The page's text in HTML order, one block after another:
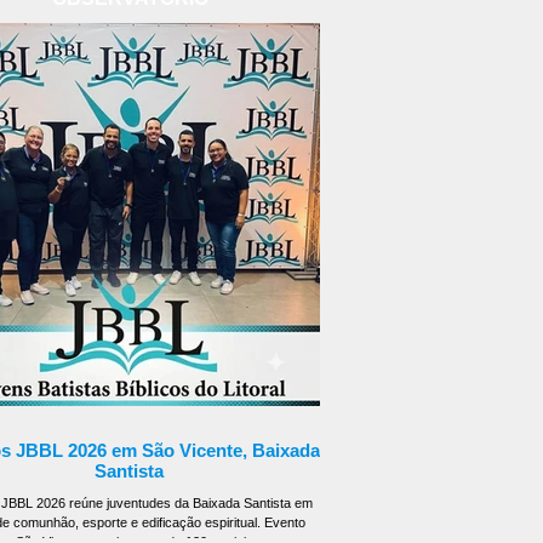
JBBL 2026 em São Vicente, Baixada
Santista
2026 reúne juventudes da Baixada Santista em
comunhão, esporte e edificação espiritual. Evento